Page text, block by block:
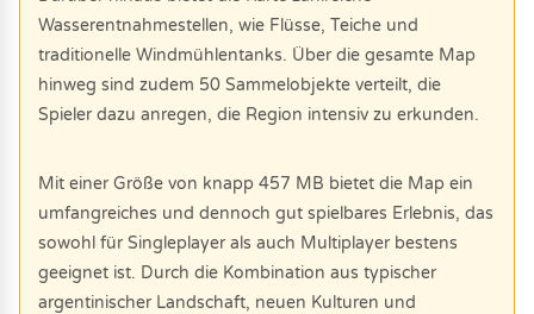
Wasserentnahmestellen, wie Flüsse, Teiche und
traditionelle Windmühlentanks. Über die gesamte Map
hinweg sind zudem 50 Sammelobjekte verteilt, die
Spieler dazu anregen, die Region intensiv zu erkunden.
Mit einer Größe von knapp 457 MB bietet die Map ein
umfangreiches und dennoch gut spielbares Erlebnis, das
sowohl für Singleplayer als auch Multiplayer bestens
geeignet ist. Durch die Kombination aus typischer
argentinischer Landschaft, neuen Kulturen und